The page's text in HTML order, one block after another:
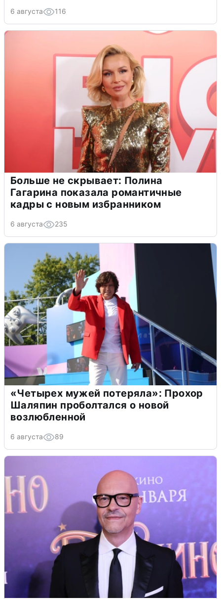
6 августа 116
Больше не скрывает: Полина
Гагарина показала романтичные
кадры с новым избранником
6 августа 235
«Четырех мужей потеряла»: Прохор
Шаляпин проболтался о новой
возлюбленной
6 августа 89